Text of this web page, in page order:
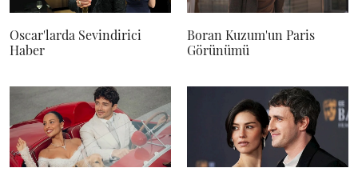
Oscar'larda Sevindirici
Haber
Boran Kuzum'un Paris
Görünümü